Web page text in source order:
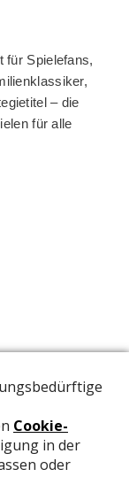
für Spielefans,
– die
für alle
informiert